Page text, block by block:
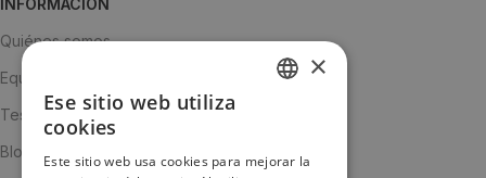
INFORMACIÓN
Quiénes somos
Equipo
Testimonios
Blog
×
Ese sitio web utiliza
cookies
Este sitio web usa cookies para mejorar la